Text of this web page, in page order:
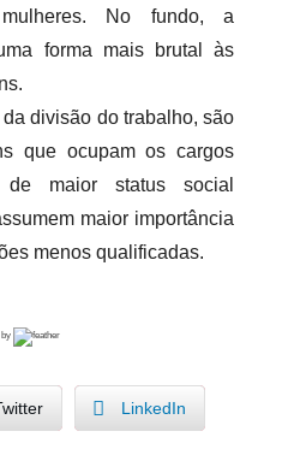
mulheres. No fundo, a
forma mais brutal às
divisão do trabalho, são
que ocupam os cargos
maior status social
maior importância
menos qualificadas.
by
LinkedIn